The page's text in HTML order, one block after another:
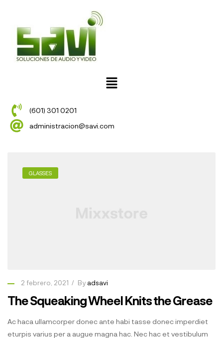
(601) 301 0201
administracion@savi.com
GLASSES
2 febrero, 2021 By adsavi
The Squeaking Wheel Knits the Grease
Ac haca ullamcorper donec ante habi tasse donec imperdiet
eturpis varius per a augue magna hac. Nec hac et vestibulum